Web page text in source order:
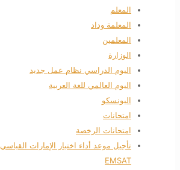
المعلم
المعلمة وداد
المعلمين
الوزارة
اليوم الدراسي نظام عمل جديد
اليوم العالمي للغة العربية
اليونسكو
امتحانات
امتحانات الرخصة
تأجيل موعد أداء اختبار الإمارات القياسي
EMSAT